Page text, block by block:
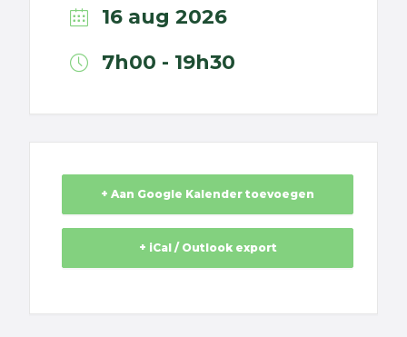
16 aug 2026
7h00 - 19h30
+ Aan Google Kalender toevoegen
+ iCal / Outlook export